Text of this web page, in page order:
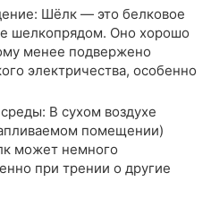
Шёлк — это белковое
шелкопрядом. Оно хорошо
менее подвержено
электричества, особенно
В сухом воздухе
помещении)
может немного
при трении о другие